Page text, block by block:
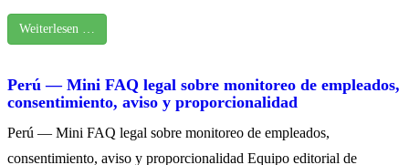
Weiterlesen …
Perú — Mini FAQ legal sobre monitoreo de empleados,
consentimiento, aviso y proporcionalidad
Perú — Mini FAQ legal sobre monitoreo de empleados,
consentimiento, aviso y proporcionalidad Equipo editorial de